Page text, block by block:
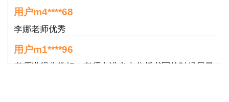
李娜老师优秀
用户m1****96
老师讲得非常好，老师在讲义上分析书写的时候尽量
写正楷一点就更完美了